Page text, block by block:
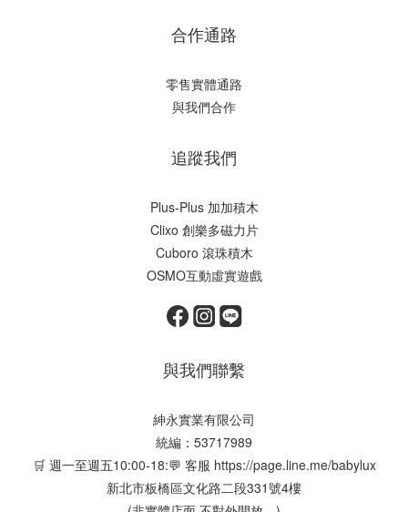
合作通路
零售實體通路
與我們合作
追蹤我們
Plus-Plus 加加積木
Clixo 創樂多磁力片
Cuboro 滾珠積木
OSMO互動虛實遊戲
與我們聯繫
紳永實業有限公司
統編：53717989
🛒 週一至週五10:00-18:💬 客服 https://page.line.me/babylux
新北市板橋區文化路二段331號4樓